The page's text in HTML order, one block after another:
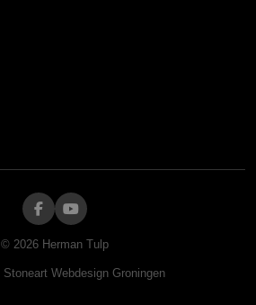
© 2026 Herman Tulp
Stoneart Webdesign Groningen